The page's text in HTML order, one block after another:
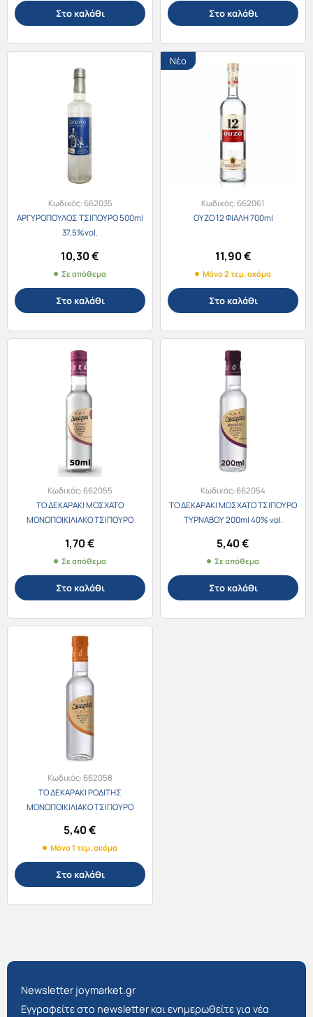
Στο καλάθι Στο καλάθι
Κωδικός:662035
ΑΡΓΥΡΟΠΟΥΛΟΣ ΤΣΙΠΟΥΡΟ 500ml
37,5%vol.
10,30€
Σε απόθεμα
Στο καλάθι
Νέο
Κωδικός:662061
ΟΥΖΟ 12 ΦΙΑΛΗ 700ml
11,90€
Μόνο 2 τεμ. ακόμα
Στο καλάθι
Κωδικός:662055
ΤΟ ΔΕΚΑΡΑΚΙ ΜΟΣΧΑΤΟ
ΜΟΝΟΠΟΙΚΙΛΙΑΚΟ ΤΣΙΠΟΥΡΟ
1,70€
Σε απόθεμα
Στο καλάθι
Κωδικός:662054
ΤΟ ΔΕΚΑΡΑΚΙ ΜΟΣΧΑΤΟ ΤΣΙΠΟΥΡΟ
ΤΥΡΝΑΒΟΥ 200ml 40% vol.
5,40€
Σε απόθεμα
Στο καλάθι
Κωδικός:662058
ΤΟ ΔΕΚΑΡΑΚΙ ΡΟΔΙΤΗΣ
ΜΟΝΟΠΟΙΚΙΛΙΑΚΟ ΤΣΙΠΟΥΡΟ
5,40€
Μόνο 1 τεμ. ακόμα
Στο καλάθι
Newsletter joymarket.gr
Εγγραφείτε στο newsletter και ενημερωθείτε για νέα